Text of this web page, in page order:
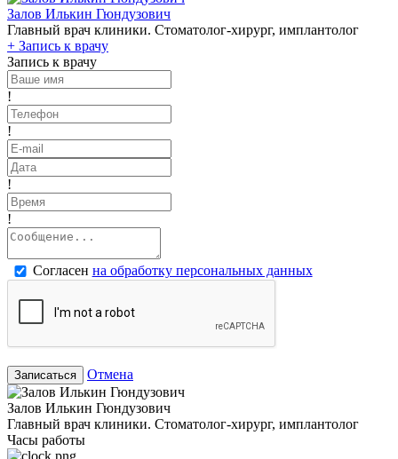
Залов Илькин Гюндузович
Главный врач клиники. Стоматолог-хирург, имплантолог
+ Запись к врачу
Запись к врачу
!
!
!
!
Согласен на обработку персональных данных
Записаться Отмена
Залов Илькин Гюндузович
Главный врач клиники. Стоматолог-хирург, имплантолог
Часы работы